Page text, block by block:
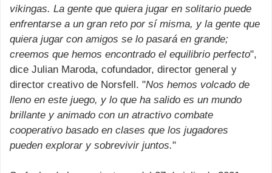
vikingas. La gente que quiera jugar en solitario puede
enfrentarse a un gran reto por sí misma, y la gente que
quiera jugar con amigos se lo pasará en grande;
creemos que hemos encontrado el equilibrio perfecto",
dice Julian Maroda, cofundador, director general y
director creativo de Norsfell. "Nos hemos volcado de
lleno en este juego, y lo que ha salido es un mundo
brillante y animado con un atractivo combate
cooperativo basado en clases que los jugadores
pueden explorar y sobrevivir juntos."